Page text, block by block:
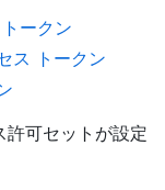
ークン
ス トークン
許可セットが設定